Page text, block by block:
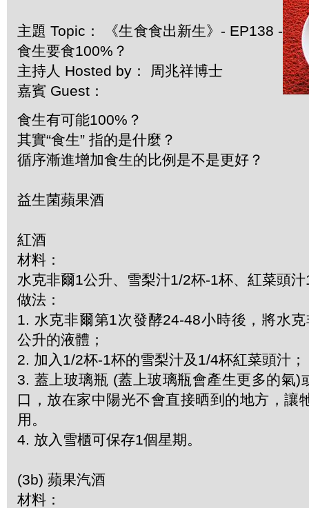
主題 Topic： 《生食食出新生》- EP138 -
食生要食100%？
主持人 Hosted by： 周兆祥博士
嘉賓 Guest：
食生有可能100%？
其實“食生” 指的是什麼？
循序漸進增加食生的比例是不是更好？
益生菌蘋果酒
紅酒
材料：
水克非爾1公升、雪梨汁1/2杯-1杯、紅菜頭
做法：
1. 水克非爾第1次發酵24-48小時後，將水
公升的液體；
2. 加入1/2杯-1杯的雪梨汁及1/4杯紅菜頭汁；
3. 蓋上玻璃瓶 (蓋上玻璃瓶會產生更多的氣)
口，放在家中陽光不會直接晒到的地方，讓
用。
4. 放入雪櫃可保存1個星期。
(3b) 蘋果汽酒
材料：